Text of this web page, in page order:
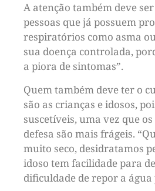
A atenção também deve
pessoas que já possuem
respiratórios como asma
sua doença controlada,
a piora de sintomas”.
Quem também deve ter o
são as crianças e idosos,
suscetíveis, uma vez que
defesa são mais frágeis.
muito seco, desidratamos
idoso tem facilidade para
dificuldade de repor a